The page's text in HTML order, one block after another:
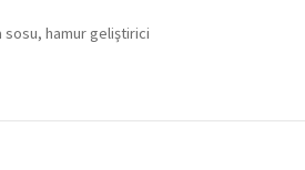
sosu, hamur geliştirici